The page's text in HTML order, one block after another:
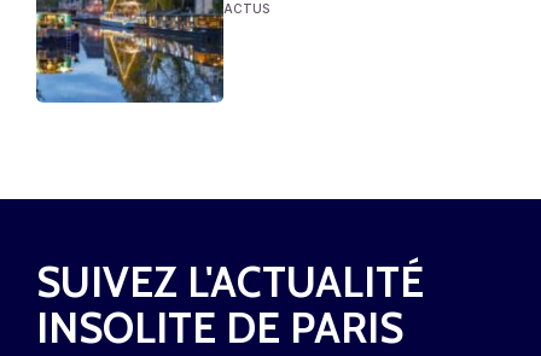
ACTUS
SUIVEZ L'ACTUALITÉ
INSOLITE DE PARIS